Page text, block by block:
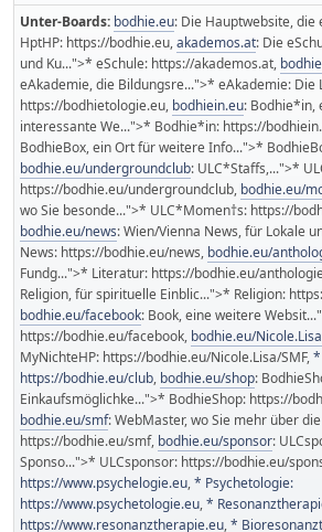
Unter-Boards bodhie.eu: Die Hauptwebsite, die
HptHP: https://bodhie.eu akademos.at: Die
und Ku...">* eSchule: https://akademos.at
eAkademie, die Bildungsre...">* eAkademie: Die
https://bodhietologie.eu bodhiein.eu: Bodhie*in,
interessante We...">* Bodhie*in: https://
BodhieBox, ein Ort für weitere Info...">*
bodhie.eu/undergroundclub: ULC*Staffs,...">*
https://bodhie.eu/undergroundclub bodhie.eu/
wo Sie besonde...">* ULC*Momen†s: https://
bodhie.eu/news: Wien/Vienna News, für Lokale
News: https://bodhie.eu/news bodhie.eu/
Fundg...">* Literatur: https://bodhie.eu/anthologie
Religion, für spirituelle Einblic...">* Religion:
bodhie.eu/facebook: Book, eine weitere
https://bodhie.eu/facebook bodhie.eu/
MyNichteHP: https://bodhie.eu/Nicole.Lisa/SMF *
https://bodhie.eu/club bodhie.eu/shop:
Einkaufsmöglichke...">* BodhieShop: https://
bodhie.eu/smf: WebMaster, wo Sie mehr über
https://bodhie.eu/smf bodhie.eu/sponsor:
Sponso...">* ULCsponsor: https://bodhie.eu/
https://www.psychelogie.eu * Psychetologie:
https://www.psychetologie.eu *
https://www.resonanztherapie.eu *